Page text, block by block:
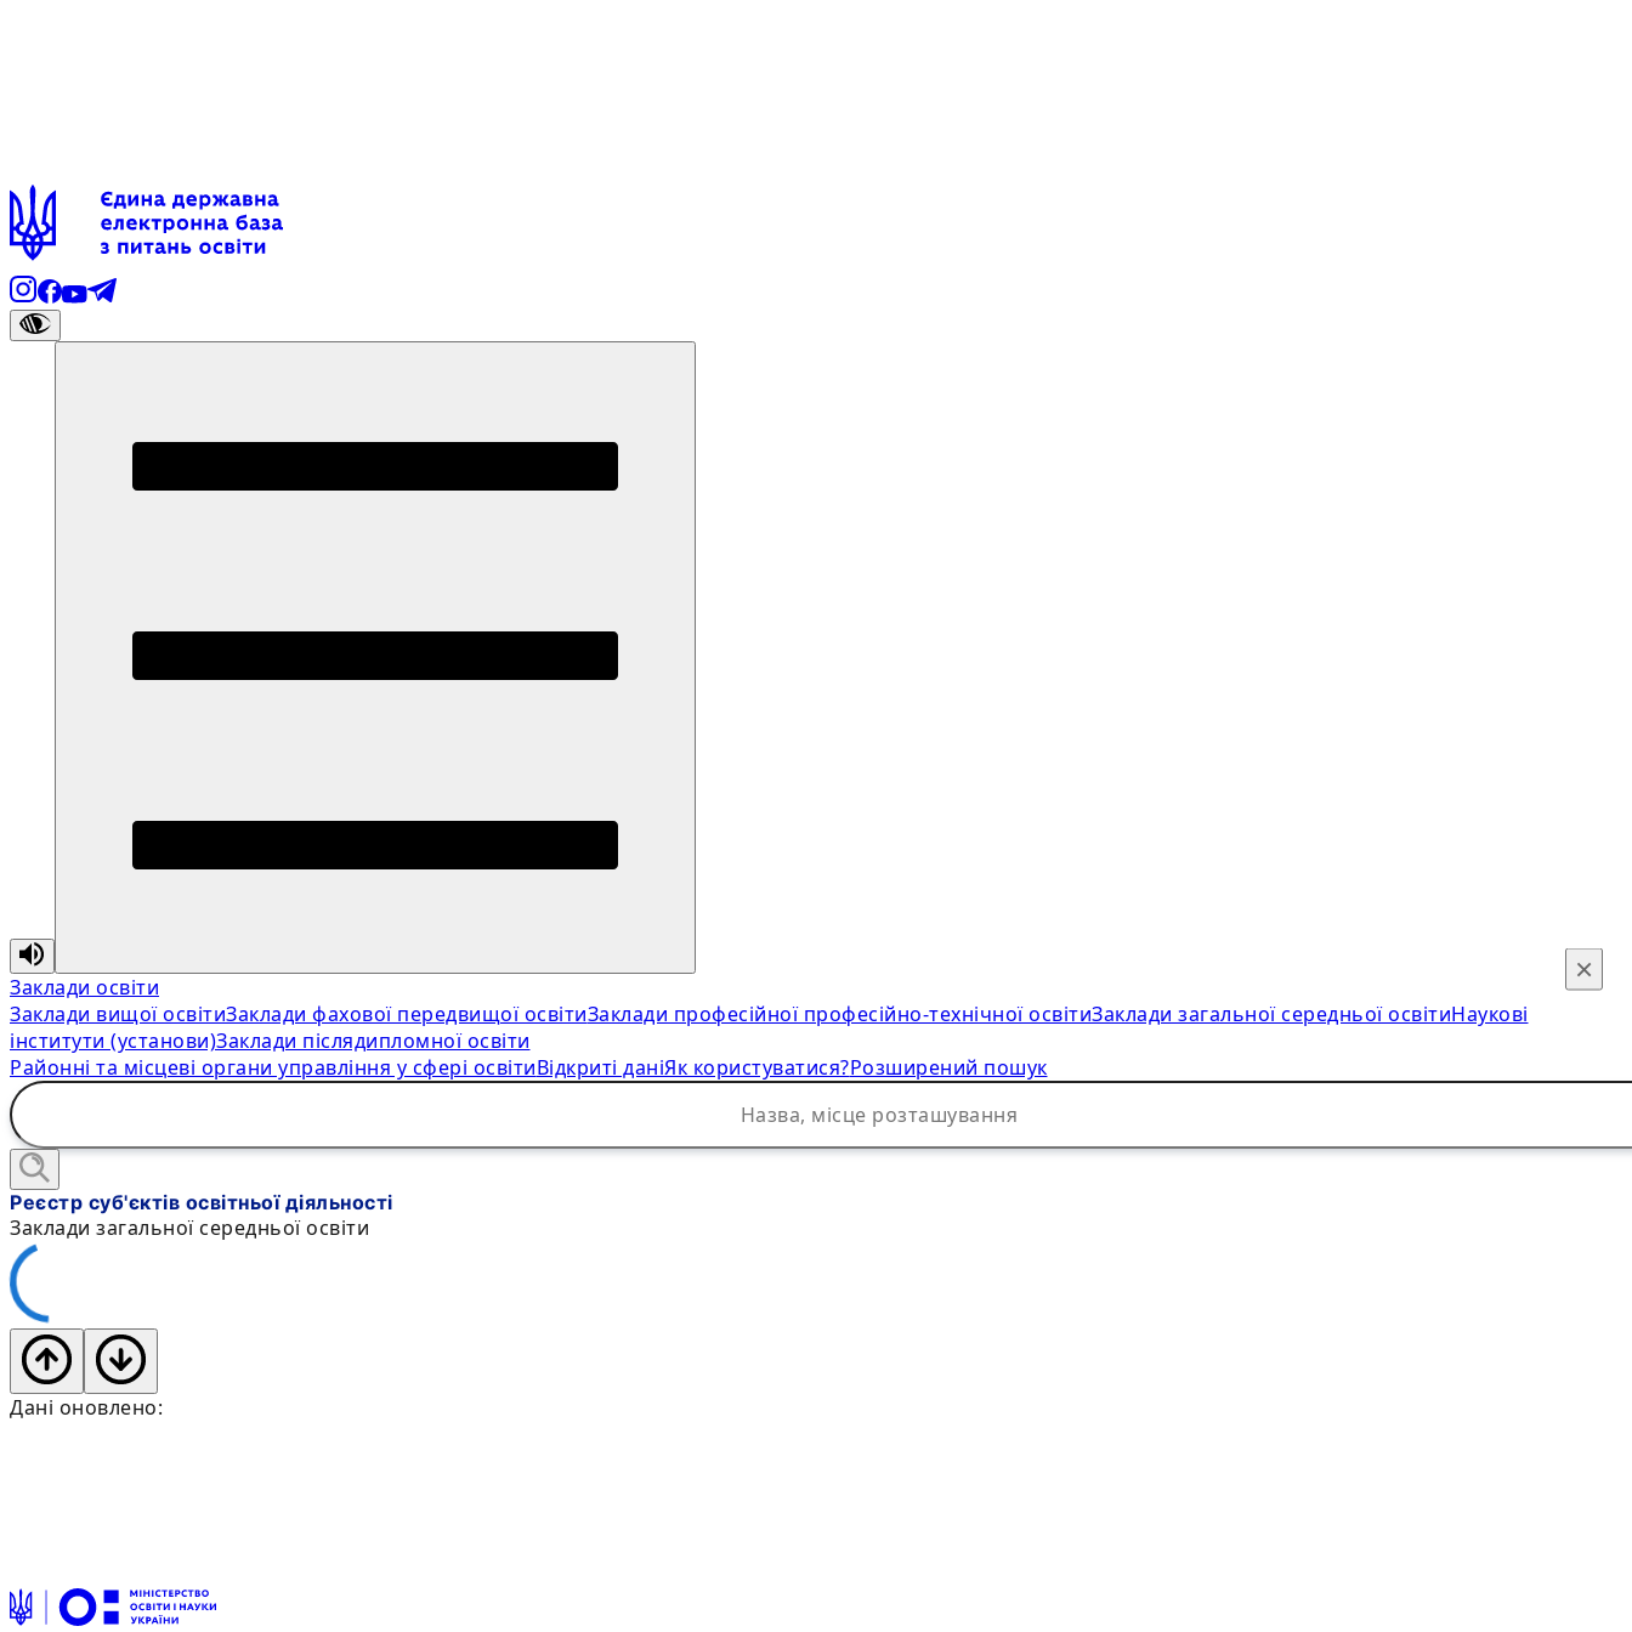
Заклади освіти
Заклади вищої освітиЗаклади фахової передвищої освітиЗаклади професійної професійно-технічної освітиЗаклади загальної середньої освітиНаукові
інститути (установи)Заклади післядипломної освіти
Районні та місцеві органи управління у сфері освітиВідкриті даніЯк користуватися?Розширений пошук
×
Реєстр суб'єктів освітньої діяльності
Заклади загальної середньої освіти
Дані оновлено: